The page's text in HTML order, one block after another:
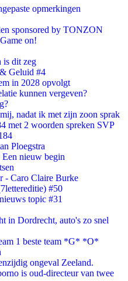
opmerkingen
sponsored by TONZON
on!
is dit zeg
Geluid #4
in 2028 opvolgt
kunnen vergeven?
nadat ik met zijn zoon sprak
met 2 woorden spreken SVP
Ploegstra
nieuw begin
- Caro Claire Burke
#50
topic #31
in Dordrecht, auto's zo snel
1 beste team *G* *O*
ongeval Zeeland.
is oud-directeur van twee